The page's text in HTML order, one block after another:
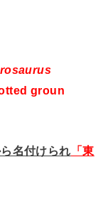
groun
名付けられ 「東